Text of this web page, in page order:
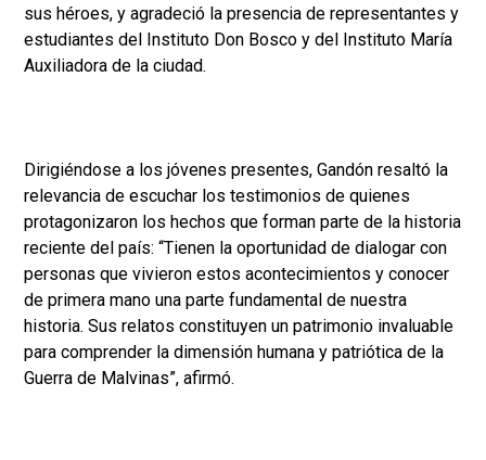
sus héroes, y agradeció la presencia de representantes y
estudiantes del Instituto Don Bosco y del Instituto María
Auxiliadora de la ciudad.
Dirigiéndose a los jóvenes presentes, Gandón resaltó la
relevancia de escuchar los testimonios de quienes
protagonizaron los hechos que forman parte de la historia
reciente del país: “Tienen la oportunidad de dialogar con
personas que vivieron estos acontecimientos y conocer
de primera mano una parte fundamental de nuestra
historia. Sus relatos constituyen un patrimonio invaluable
para comprender la dimensión humana y patriótica de la
Guerra de Malvinas”, afirmó.